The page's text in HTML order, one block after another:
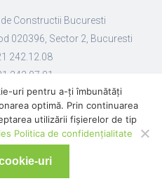
Constructii Bucuresti
020396, Sector 2, Bucuresti
242.12.08
242.07.81
Live Design
uri pentru a-ți îmbunătăți
optimă. Prin continuarea
utilizării fişierelor de tip
Politica de confidențialitate
uri